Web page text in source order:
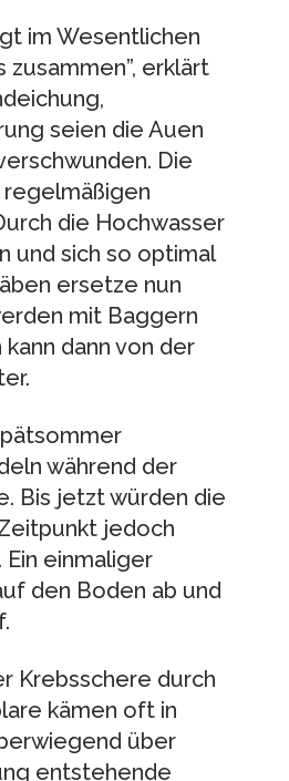
im Wesentlichen
erklärt
seien die Auen
Die
regelmäßigen
die Hochwasser
und sich so optimal
ersetze nun
mit Baggern
dann von der
während der
Bis jetzt würden die
jedoch
einmaliger
den Boden ab und
Krebsschere durch
kämen oft in
über
entstehende